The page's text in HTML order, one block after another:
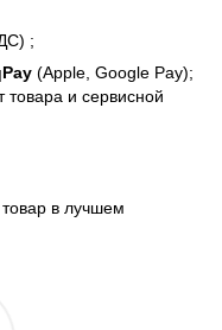
;
(Apple, Google Pay);
товара и сервисной
в лучшем